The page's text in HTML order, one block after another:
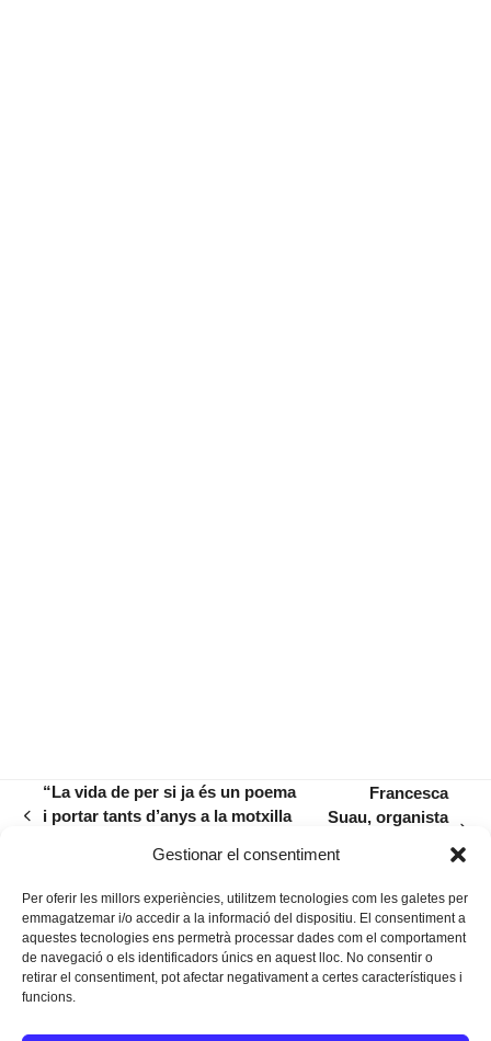
Gestionar el consentiment
Per oferir les millors experiències, utilitzem tecnologies com les galetes per
emmagatzemar i/o accedir a la informació del dispositiu. El consentiment a
aquestes tecnologies ens permetrà processar dades com el comportament
de navegació o els identificadors únics en aquest lloc. No consentir o
retirar el consentiment, pot afectar negativament a certes característiques i
funcions.
previous
“La vida de per si ja és un poema
i portar tants d’anys a la motxilla
post:
Francesca
Suau, organista